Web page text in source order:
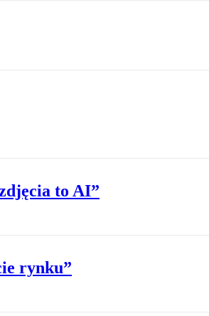
to AI”
rynku”